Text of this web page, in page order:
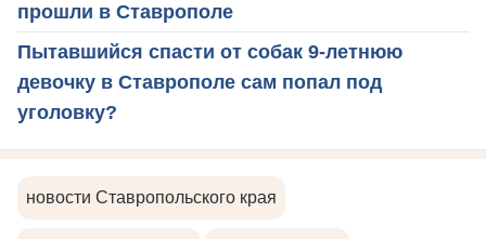
прошли в Ставрополе
Пытавшийся спасти от собак 9-летнюю
девочку в Ставрополе сам попал под
уголовку?
новости Ставропольского края